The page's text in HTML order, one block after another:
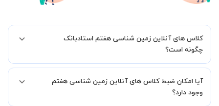
کلاس های آنلاین زمین شناسی هفتم استادبانک
چگونه است؟
شما میدهیم که استاد شما پیش از جلسه تمامی موارد لازم برای برگزاری
یک کلاس آنلاین با کیفیت و مفید را به شما توضیح خواهند داد.
آیا امکان ضبط کلاس های آنلاین زمین شناسی هفتم
وجود دارد؟